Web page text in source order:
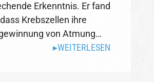
Erkenntnis. Er fand
Krebszellen ihre
von Atmung…
WEITERLESEN